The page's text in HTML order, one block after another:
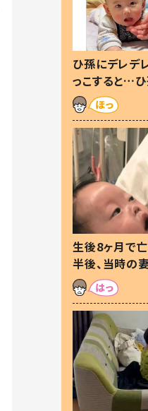
ひ孫にデレデ
っこすると…
した」「可愛く
生後8ヶ月で
半後、当時の
た本音とは